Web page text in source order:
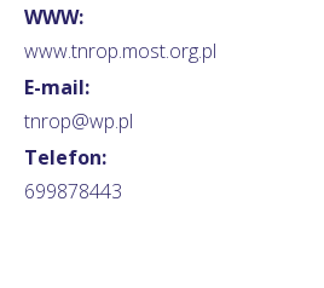
WWW:
www.tnrop.most.org.pl
E-mail:
tnrop@wp.pl
Telefon:
699878443